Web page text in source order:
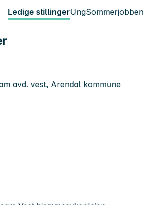
Ledige stillingerUngSommerjobben
avd. vest, Arendal kommune